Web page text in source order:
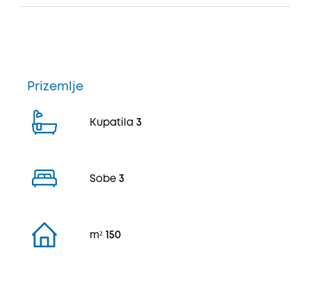
Prizemlje
Kupatila 3
Sobe 3
m² 150